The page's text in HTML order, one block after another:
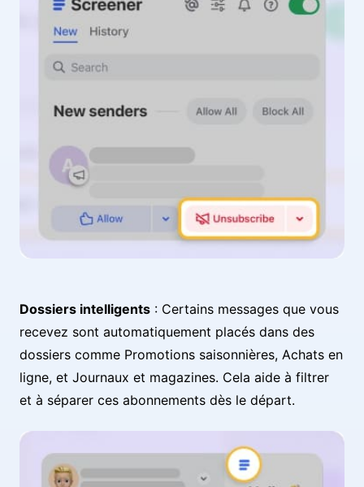
Dossiers intelligents : Certains messages que vous
recevez sont automatiquement placés dans des
dossiers comme Promotions saisonnières, Achats en
ligne, et Journaux et magazines. Cela aide à filtrer
et à séparer ces abonnements dès le départ.